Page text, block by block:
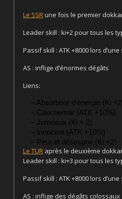
Le SSRune fois le premier
Leader skill : ki+2 pour tous les
Passif skill : ATK +8000 lors d’une
AS : inflige d’énormes dégâts
Liens:
– Absorbeur d’énergie (Ki
– Cauchemar (ATK +10%)
– Jumeaux (Ki + 2)
– Innocent (ATK +10%)
– Peur et désespoir (Ki +2)
Le TUR après le deuxième
Leader skill : ki+3 pour tous les
Passif skill : ATK +8000 lors d’une
AS : inflige des dégâts colossaux